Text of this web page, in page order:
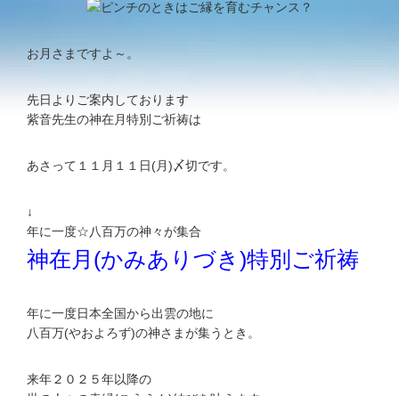
お月さまですよ～。
先日よりご案内しております
紫音先生の神在月特別ご祈祷は
あさって１１月１１日(月)〆切です。
↓
年に一度☆八百万の神々が集合
神在月(かみありづき)特別ご祈祷
年に一度日本全国から出雲の地に
八百万(やおよろず)の神さまが集うとき。
来年２０２５年以降の